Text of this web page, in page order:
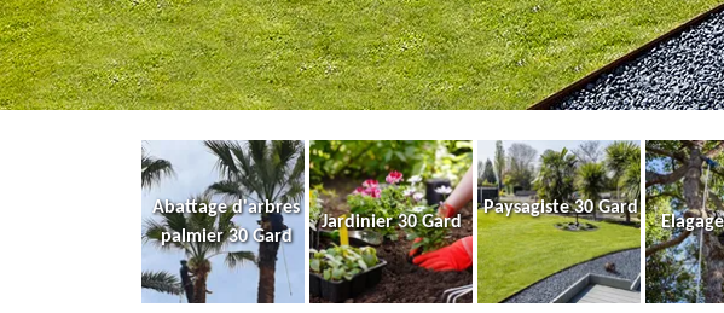
Abattage d'arbres
palmier 30 Gard
Jardinier 30 Gard
Paysagiste 30 Gard